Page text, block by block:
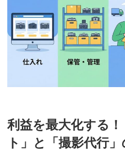
利益を最大化する
ト」と「撮影代行